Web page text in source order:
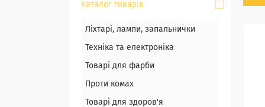
Каталог товарів
Ліхтарі, лампи, запальнички
Техніка та електроніка
Товарі для фарби
Проти комах
Товарі для здоров'я